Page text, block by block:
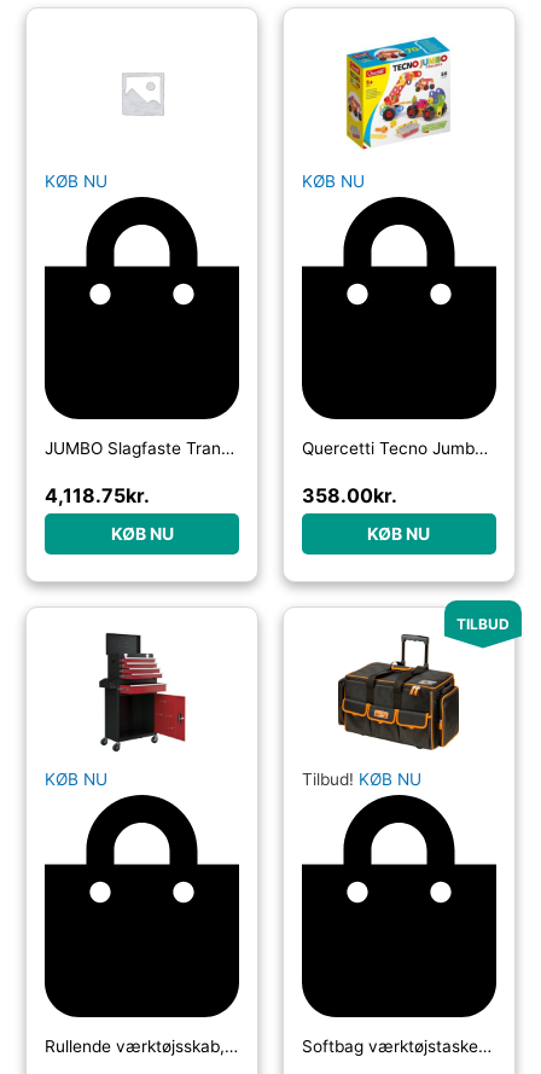
KØB NU
JUMBO Slagfaste Transport- & Værktøjskasse m/hjul og bøjle
4,118.75kr.
KØB NU
KØB NU
Quercetti Tecno Jumbo with Storage Box 84pcs.
358.00kr.
KØB NU
KØB NU
Rullende værktøjsskab, robust skab med øvre værktøjskasse og skuffer, låsbar, metal, sort+rød
TILBUD
Tilbud! KØB NU
Softbag værktøjstaske i stof med hjul og teleskophåndtag 4750FB2W-24A